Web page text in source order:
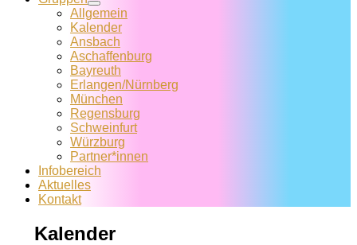
Allgemein
Kalender
Ansbach
Aschaffenburg
Bayreuth
Erlangen/Nürnberg
München
Regensburg
Schweinfurt
Würzburg
Partner*innen
Infobereich
Aktuelles
Kontakt
Kalender